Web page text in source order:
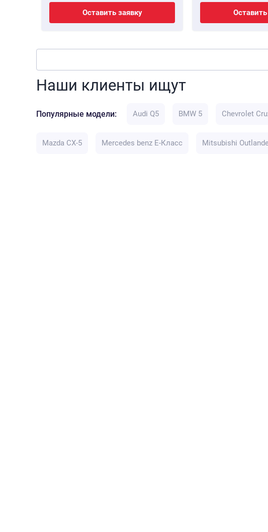
Оставить заявку
Наши клиенты ищут
Популярные модели: Audi Q5 BMW 5 Chevrolet
Mazda CX-5 Mercedes benz E-Класс Mitsubishi